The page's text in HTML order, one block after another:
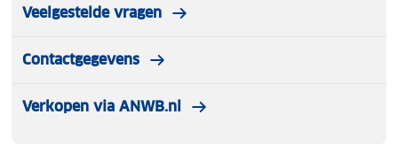
Veelgestelde vragen
Contactgegevens
Verkopen via ANWB.nl